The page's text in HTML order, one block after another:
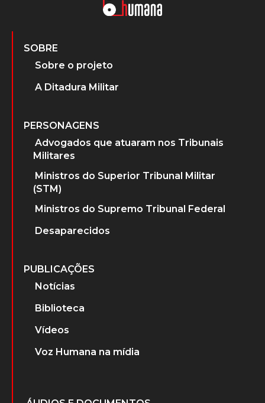
SOBRE
Sobre o projeto
A Ditadura Militar
PERSONAGENS
Advogados que atuaram nos Tribunais
Militares
Ministros do Superior Tribunal Militar
(STM)
Ministros do Supremo Tribunal Federal
Desaparecidos
PUBLICAÇÕES
Notícias
Biblioteca
Vídeos
Voz Humana na mídia